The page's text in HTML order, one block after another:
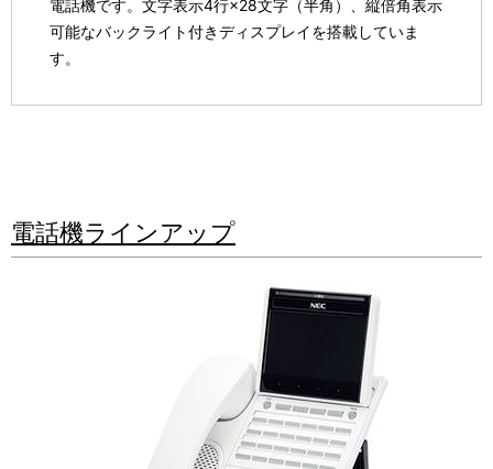
電話機です。文字表示4行×28文字（半角）、縦倍角表示
可能なバックライト付きディスプレイを搭載していま
す。
電話機ラインアップ